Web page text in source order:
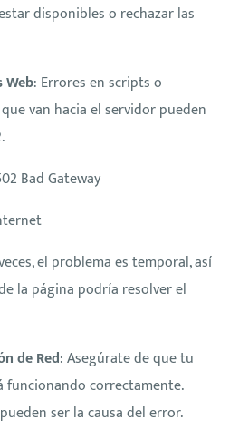
disponibles o rechazar las
Web: Errores en scripts o
van hacia el servidor pueden
Bad Gateway
el problema es temporal, así
la página podría resolver el
de Red: Asegúrate de que tu
correctamente.
ser la causa del error.